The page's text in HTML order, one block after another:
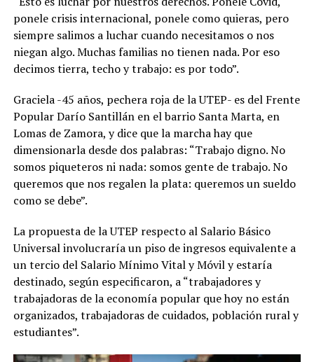
ponele crisis internacional, ponele como quieras, pero
siempre salimos a luchar cuando necesitamos o nos
niegan algo. Muchas familias no tienen nada. Por eso
decimos tierra, techo y trabajo: es por todo”.
Graciela -45 años, pechera roja de la UTEP- es del Frente
Popular Darío Santillán en el barrio Santa Marta, en
Lomas de Zamora, y dice que la marcha hay que
dimensionarla desde dos palabras: “Trabajo digno. No
somos piqueteros ni nada: somos gente de trabajo. No
queremos que nos regalen la plata: queremos un sueldo
como se debe”.
La propuesta de la UTEP respecto al Salario Básico
Universal involucraría un piso de ingresos equivalente a
un tercio del Salario Mínimo Vital y Móvil y estaría
destinado, según especificaron, a “trabajadores y
trabajadoras de la economía popular que hoy no están
organizados, trabajadoras de cuidados, población rural y
estudiantes”.